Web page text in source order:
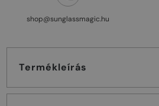
shop@sunglassmagic.hu
Termékleírás